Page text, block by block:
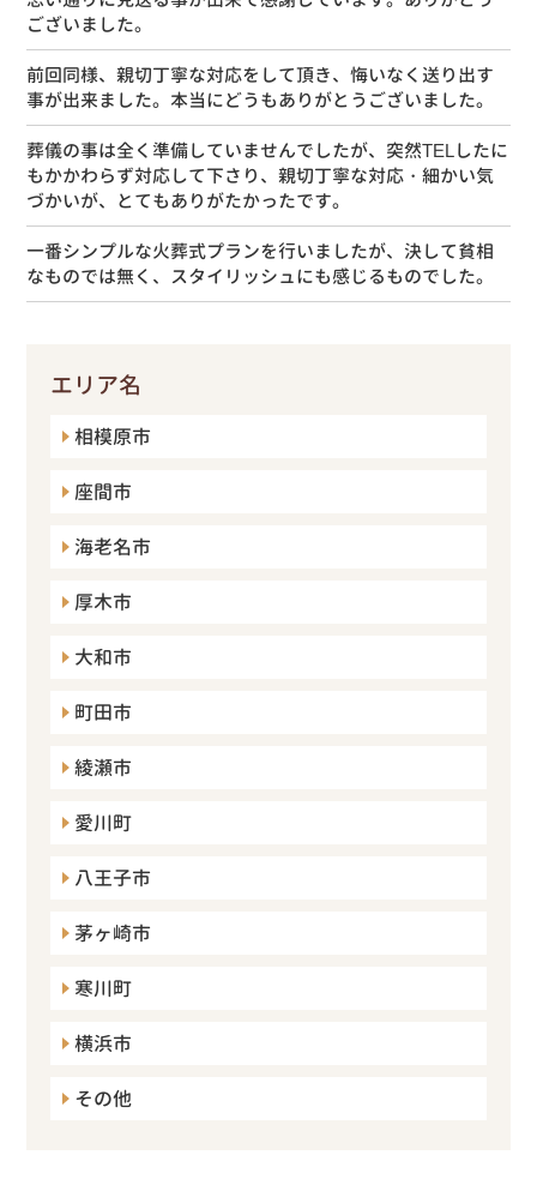
ございました。
前回同様、親切丁寧な対応をして頂き、悔いなく送り出す
事が出来ました。本当にどうもありがとうございました。
葬儀の事は全く準備していませんでしたが、突然TELしたに
もかかわらず対応して下さり、親切丁寧な対応・細かい気
づかいが、とてもありがたかったです。
一番シンプルな火葬式プランを行いましたが、決して貧相
なものでは無く、スタイリッシュにも感じるものでした。
エリア名
相模原市
座間市
海老名市
厚木市
大和市
町田市
綾瀬市
愛川町
八王子市
茅ヶ崎市
寒川町
横浜市
その他